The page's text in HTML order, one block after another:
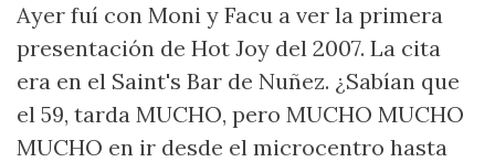
Ayer fuí con Moni y Facu a ver la primera
presentación de Hot Joy del 2007. La cita
era en el Saint's Bar de Nuñez. ¿Sabían que
el 59, tarda MUCHO, pero MUCHO MUCHO
MUCHO en ir desde el microcentro hasta